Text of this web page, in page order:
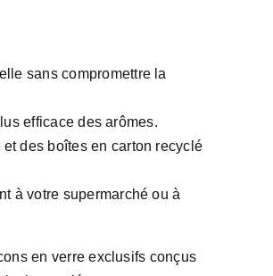
sans compromettre la
efficace des arômes.
des boîtes en carton recyclé
à votre supermarché ou à
en verre exclusifs conçus